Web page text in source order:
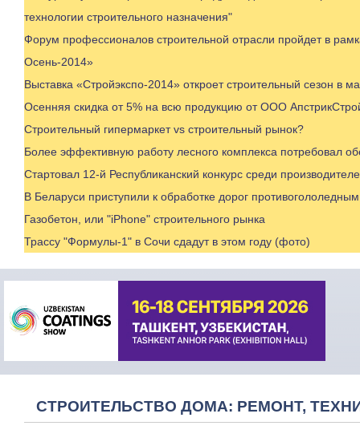
технологии строительного назначения"
Форум профессионалов строительной отрасли пройдет в
Осень-2014»
Выставка «Стройэкспо-2014» откроет строительный сезон в
Осенняя скидка от 5% на всю продукцию от ООО
Строительный гипермаркет vs строительный рынок?
Более эффективную работу лесного комплекса потребовал
Стартовал 12-й Республиканский конкурс среди
В Беларуси приступили к обработке дорог
Газобетон, или "iPhone" строительного рынка
Трассу "Формулы-1" в Сочи сдадут в этом году (фото)
СТРОИТЕЛЬСТВО ДОМА: РЕМОНТ,